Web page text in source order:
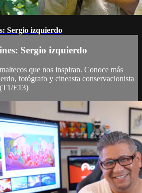
Sergio izquierdo
Sergio izquierdo
que nos inspiran. Conoce más
fotógrafo y cineasta conservacionista
E13)